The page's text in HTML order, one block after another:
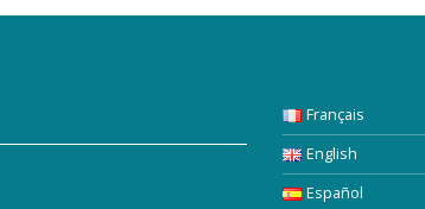
Français
English
Español